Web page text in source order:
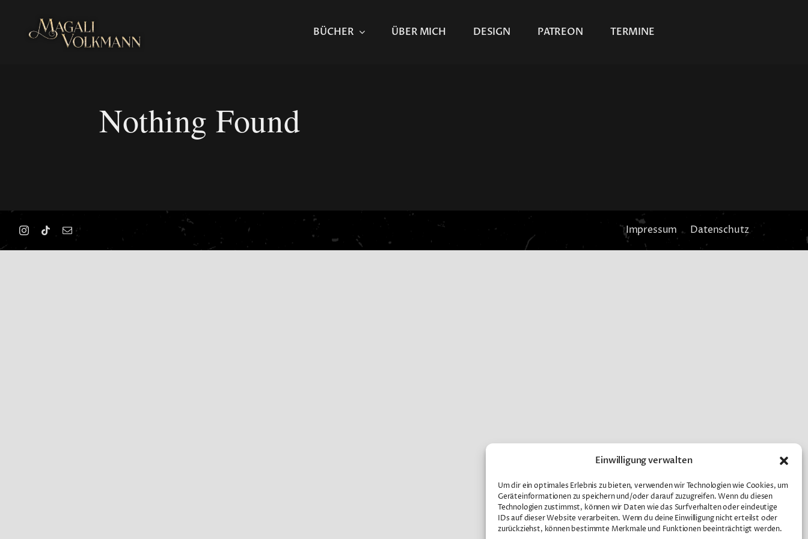
Einwilligung verwalten
Um dir ein optimales Erlebnis zu bieten, verwenden wir Technologien wie Cookies, um
Geräteinformationen zu speichern und/oder darauf zuzugreifen. Wenn du diesen
Technologien zustimmst, können wir Daten wie das Surfverhalten oder eindeutige
IDs auf dieser Website verarbeiten. Wenn du deine Einwilligung nicht erteilst oder
zurückziehst, können bestimmte Merkmale und Funktionen beeinträchtigt werden.
BÜCHER ÜBER MICH DESIGN PATREON TERMINE
Nothing Found
Impressum Datenschutz